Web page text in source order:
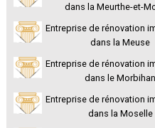
dans la Meurthe-et-
Entreprise de rénovation
dans la Meuse
Entreprise de rénovation
dans le Morbihan
Entreprise de rénovation
dans la Moselle